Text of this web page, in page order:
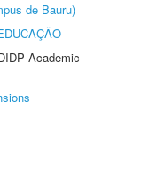
de Bauru)
Academic